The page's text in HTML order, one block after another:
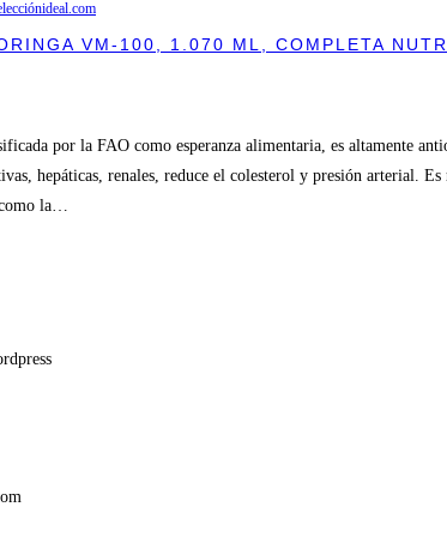
VM-100, 1.070 ML, COMPLETA
por la FAO como esperanza alimentaria, es altamente
hepáticas, renales, reduce el colesterol y presión arterial.
la…